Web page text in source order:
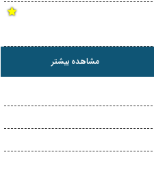
مشاهده بیشتر